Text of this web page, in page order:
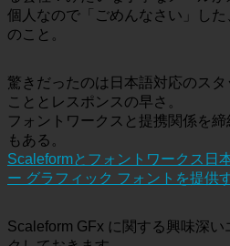
個人なので「ごめんなさい」し
のこと。
驚きだったのは日本語対応のス
こととレスポンスの早さ。
フォントワークスと提携関係を
もある。
Scaleformとフォントワークス日
ー グラフィック フォントを提供
Scaleform GFx に関する興味深